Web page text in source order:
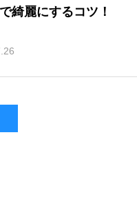
綺麗にするコツ！